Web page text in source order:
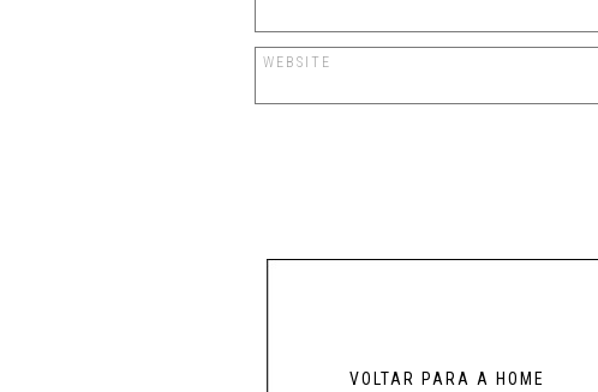
VOLTAR PARA A HOME